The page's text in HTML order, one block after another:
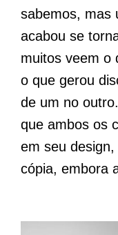
sabemos, mas
acabou se
muitos veem o
o que gerou
de um no
que ambos os
em seu
cópia, embora